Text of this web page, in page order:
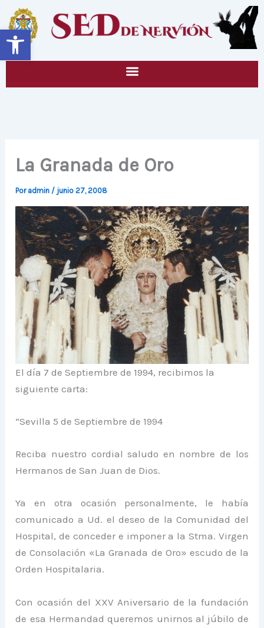
Abrir barra de herramientas
contenido
La Granada de Oro
Por admin / junio 27, 2008
El día 7 de Septiembre de 1994, recibimos la
siguiente carta:
“Sevilla 5 de Septiembre de 1994
Reciba nuestro cordial saludo en nombre de los
Hermanos de San Juan de Dios.
Ya en otra ocasión personalmente, le había
comunicado a Ud. el deseo de la Comunidad del
Hospital, de conceder e imponer a la Stma. Virgen
de Consolación «La Granada de Oro» escudo de la
Orden Hospitalaria.
Con ocasión del XXV Aniversario de la fundación
de esa Hermandad queremos unirnos al júbilo de